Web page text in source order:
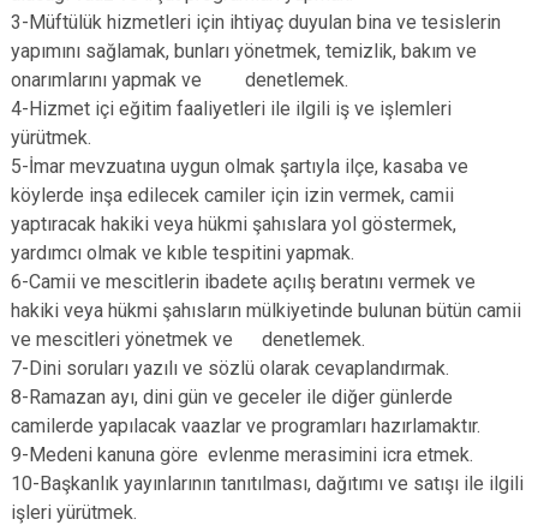
3-Müftülük hizmetleri için ihtiyaç duyulan bina ve tesislerin
yapımını sağlamak, bunları yönetmek, temizlik, bakım ve
onarımlarını yapmak ve denetlemek.
4-Hizmet içi eğitim faaliyetleri ile ilgili iş ve işlemleri
yürütmek.
5-İmar mevzuatına uygun olmak şartıyla ilçe, kasaba ve
köylerde inşa edilecek camiler için izin vermek, camii
yaptıracak hakiki veya hükmi şahıslara yol göstermek,
yardımcı olmak ve kıble tespitini yapmak.
6-Camii ve mescitlerin ibadete açılış beratını vermek ve
hakiki veya hükmi şahısların mülkiyetinde bulunan bütün camii
ve mescitleri yönetmek ve denetlemek.
7-Dini soruları yazılı ve sözlü olarak cevaplandırmak.
8-Ramazan ayı, dini gün ve geceler ile diğer günlerde
camilerde yapılacak vaazlar ve programları hazırlamaktır.
9-Medeni kanuna göre evlenme merasimini icra etmek.
10-Başkanlık yayınlarının tanıtılması, dağıtımı ve satışı ile ilgili
işleri yürütmek.